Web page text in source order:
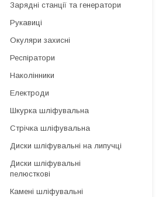
Зарядні станції та генератори
Рукавиці
Окуляри захисні
Респіратори
Наколінники
Електроди
Шкурка шліфувальна
Стрічка шліфувальна
Диски шліфувальні на липучці
Диски шліфувальні
пелюсткові
Камені шліфувальні